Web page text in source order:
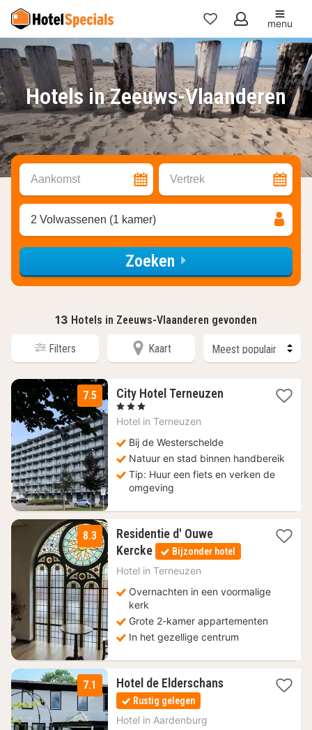
Mijn
favorieten
menu
Hotels in Zeeuws-Vlaanderen
Aankomst Vertrek
2 Volwassenen (1 kamer)
Zoeken
13 Hotels in Zeeuws-Vlaanderen gevonden
Filters Kaart
7.5 City Hotel Terneuzen1
€
, 3 Sterren
Hotel in Terneuzen
Bij de Westerschelde
Natuur en stad binnen handbereik
Tip: Huur een fiets en verken de
omgeving
8.3
Residentie d' Ouwe
Kercke 2
nachten
vanaf
€
Bijzonder hotel
Hotel in Terneuzen
Overnachten in een voormalige
kerk
Grote 2-kamer appartementen
In het gezellige centrum
7.1 Hotel de Elderschans1
Rustig gelegen
Hotel in Aardenburg